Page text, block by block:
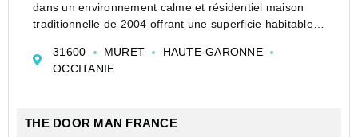
dans un environnement calme et résidentiel maison
traditionnelle de 2004 offrant une superficie habitable
piscine.
Vous disposerez au rez-de-chaussé...
31600 MURET
HAUTE-GARONNE
OCCITANIE
THE DOOR MAN FRANCE